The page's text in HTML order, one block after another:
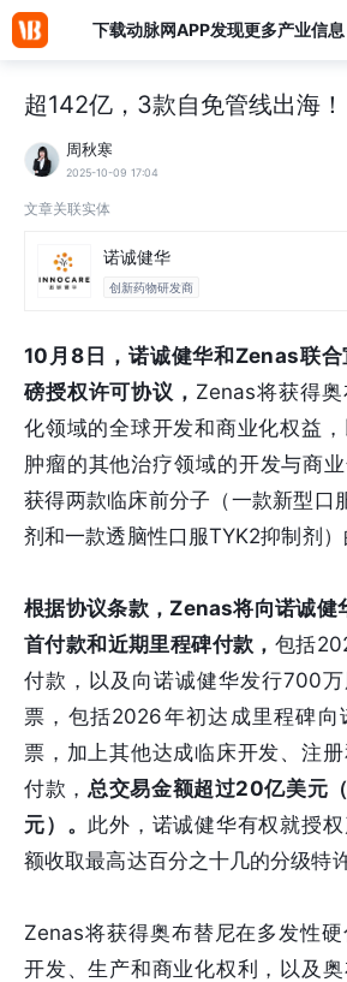
下载动脉网APP发现更多产业信息
超142亿，3款自免管线出海！
周秋寒
2025-10-09 17:04
文章关联实体
诺诚健华
创新药物研发商
10月8日，诺诚健华和Zenas联
磅授权许可协议， Zenas将获得
化领域的全球开发和商业化权益
肿瘤的其他治疗领域的开发与商
获得两款临床前分子（一款新型口
剂和一款透脑性口服TYK2抑制剂）
根据协议条款，Zenas将向诺诚健
首付款和近期里程碑付款， 包括
付款，以及向诺诚健华发行700
票，包括2026年初达成里程碑向
票，加上其他达成临床开发、注
付款， 总交易金额超过20亿美元
元）。 此外，诺诚健华有权就授
额收取最高达百分之十几的分级特
Zenas将获得奥布替尼在多发性
开发、生产和商业化权利，以及